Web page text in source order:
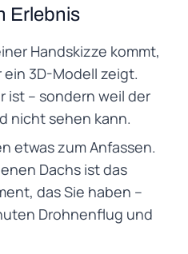
Erlebnis
Handskizze kommt,
3D-Modell zeigt.
ist – sondern weil der
nicht sehen kann.
etwas zum Anfassen.
Dachs ist das
das Sie haben –
Drohnenflug und